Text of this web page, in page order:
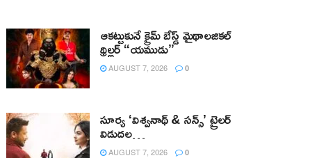
ఆకట్టుకునే క్రైమ్ బేస్డ్ మైథాలజికల్
థ్రిల్లర్ “యముడు”
AUGUST 7, 2026 0
సూర్య ‘విశ్వనాథ్ & సన్స్’ ట్రైలర్
విడుదల…
AUGUST 7, 2026 0